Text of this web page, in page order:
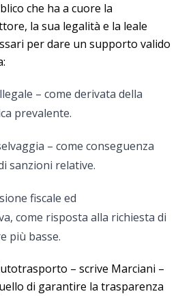
che ha a cuore la
la sua legalità e la leale
per dare un supporto valido
– come derivata della
prevalente.
– come conseguenza
sanzioni relative.
fiscale ed
come risposta alla richiesta di
più basse.
– scrive Marciani –
di garantire la trasparenza